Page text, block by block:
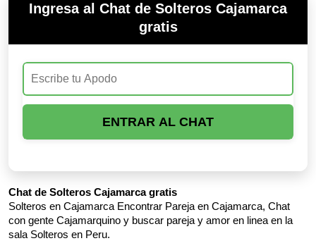
Ingresa al Chat de Solteros Cajamarca
gratis
ENTRAR AL CHAT
Chat de Solteros Cajamarca gratis
Solteros en Cajamarca Encontrar Pareja en Cajamarca, Chat
con gente Cajamarquino y buscar pareja y amor en linea en la
sala Solteros en Peru.